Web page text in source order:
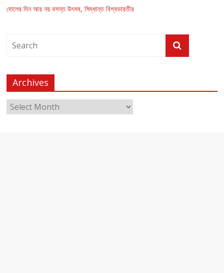
দোলের দিন আর নয় বসন্ত উৎসব, সিদ্ধান্ত বিশ্বভারতীর
Archives